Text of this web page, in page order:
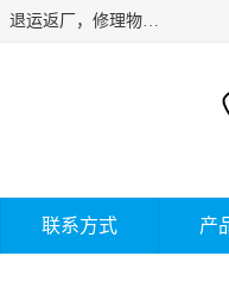
深圳市嘉盛行供应链有限公司 业务范围包括国际中转、一般贸易进出口代理、货运代理、转厂(深加工结转)、退运返厂，修理物品、直接退运、简单加工、更换包装、食品化妆品贴标进口、通关保税仓储，保税生产加工，香港仓库、中港运输专拼货运等服务
联系方式 产